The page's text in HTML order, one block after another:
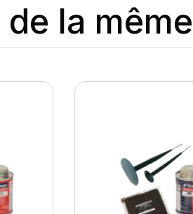
la